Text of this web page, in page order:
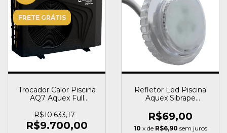
FRETE GRÁTIS
Trocador Calor Piscina
AQ7 Aquex Full
R$10.633,17
R$9.700,00
Refletor Led Piscina
Aquex Sibrape
R$69,00
10 x de R$6,90 sem juros